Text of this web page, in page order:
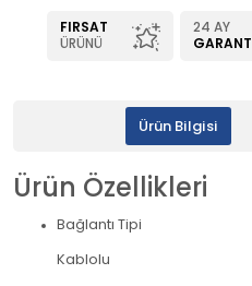
FIRSAT
ÜRÜNÜ
24 AY
GARANTI
Ürün Bilgisi
Ürün Özellikleri
Bağlantı Tipi
Kablolu